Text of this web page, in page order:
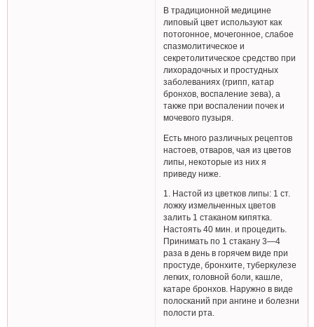
В традиционной медицине
липовый цвет используют как
потогонное, мочегонное, слабое
спазмолитическое и
секретолитическое средство при
лихорадочных и простудных
заболеваниях (грипп, катар
бронхов, воспаление зева), а
также при воспалении почек и
мочевого пузыря.
Есть много различных рецептов
настоев, отваров, чая из цветов
липы, некоторые из них я
приведу ниже.
1. Настой из цветков липы: 1 ст.
ложку измельченных цветов
залить 1 стаканом кипятка.
Настоять 40 мин. и процедить.
Принимать по 1 стакану 3—4
раза в день в горячем виде при
простуде, бронхите, туберкулезе
легких, головной боли, кашле,
катаре бронхов. Наружно в виде
полосканий при ангине и болезни
полости рта.